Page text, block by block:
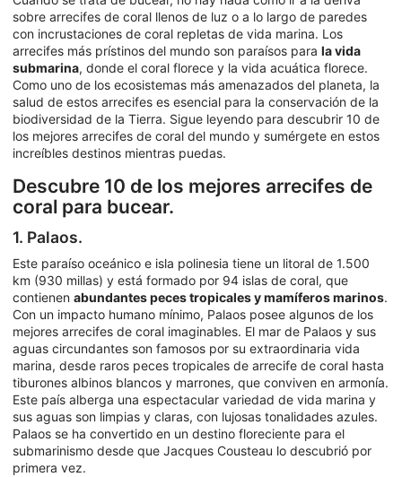
sobre arrecifes de coral llenos de luz o a lo largo de paredes
con incrustaciones de coral repletas de vida marina. Los
arrecifes más prístinos del mundo son paraísos para la vida
submarina, donde el coral florece y la vida acuática florece.
Como uno de los ecosistemas más amenazados del planeta, la
salud de estos arrecifes es esencial para la conservación de la
biodiversidad de la Tierra. Sigue leyendo para descubrir 10 de
los mejores arrecifes de coral del mundo y sumérgete en estos
increíbles destinos mientras puedas.
Descubre 10 de los mejores arrecifes de
coral para bucear.
1. Palaos.
Este paraíso oceánico e isla polinesia tiene un litoral de 1.500
km (930 millas) y está formado por 94 islas de coral, que
contienen abundantes peces tropicales y mamíferos marinos.
Con un impacto humano mínimo, Palaos posee algunos de los
mejores arrecifes de coral imaginables. El mar de Palaos y sus
aguas circundantes son famosos por su extraordinaria vida
marina, desde raros peces tropicales de arrecife de coral hasta
tiburones albinos blancos y marrones, que conviven en armonía.
Este país alberga una espectacular variedad de vida marina y
sus aguas son limpias y claras, con lujosas tonalidades azules.
Palaos se ha convertido en un destino floreciente para el
submarinismo desde que Jacques Cousteau lo descubrió por
primera vez.